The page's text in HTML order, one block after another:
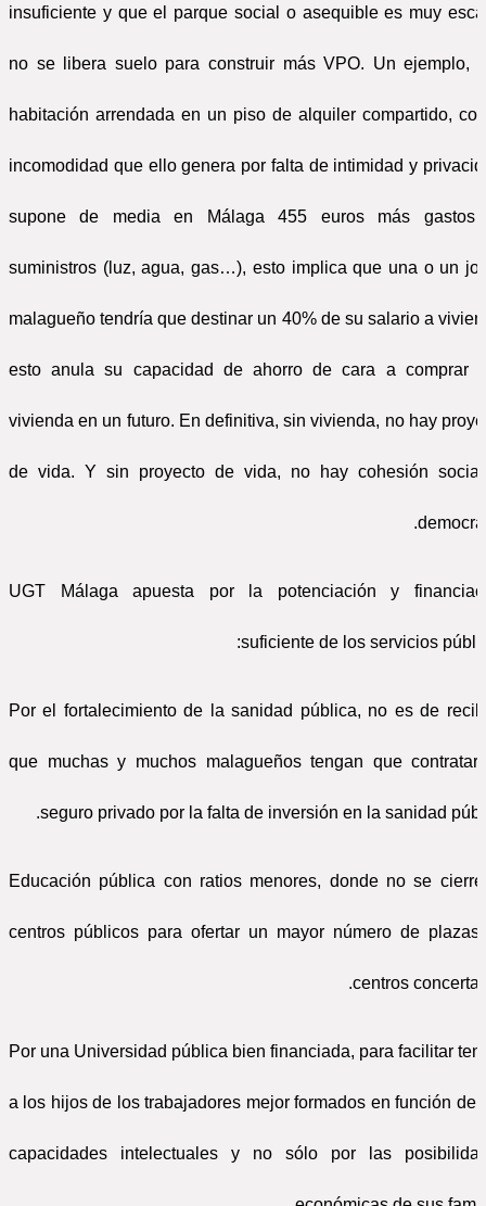
insuficiente y que el parque social o asequible es muy
no se libera suelo para construir más VPO. Un ejemplo,
habitación arrendada en un piso de alquiler compartido,
incomodidad que ello genera por falta de intimidad y
supone de media en Málaga 455 euros más gastos
suministros (luz, agua, gas…), esto implica que una o un
malagueño tendría que destinar un 40% de su salario a
esto anula su capacidad de ahorro de cara a comprar
vivienda en un futuro. En definitiva, sin vivienda, no hay
de vida. Y sin proyecto de vida, no hay cohesión
UGT Málaga apuesta por la potenciación y
suficiente de los servicios
* Por el fortalecimiento de la sanidad pública, no es de
que muchas y muchos malagueños tengan que contratar
seguro privado por la falta de inversión en la sanidad
* Educación pública con ratios menores, donde no se
centros públicos para ofertar un mayor número de plazas
centros
* Por una Universidad pública bien financiada, para facilitar
a los hijos de los trabajadores mejor formados en función de
capacidades intelectuales y no sólo por las